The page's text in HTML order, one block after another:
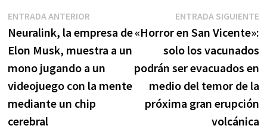
Navegación
de
entradas
ENTRADA ANTERIOREntrada
anterior:
Neuralink, la empresa de
Elon Musk, muestra a un
mono jugando a un
videojuego con la mente
mediante un chip
cerebral
ENTRADA SIGUIENTE
«Horror en San Vicente»:
solo los vacunados
podrán ser evacuados en
medio del temor de la
próxima gran erupción
volcánica